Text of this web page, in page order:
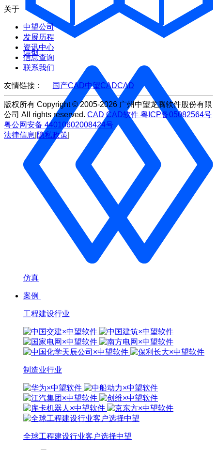
信创
仿真
案例
工程建设行业
制造业行业
全球工程建设行业客户选择中望
关于
中望公司
发展历程
资讯中心
信息查询
联系我们
友情链接： 国产CAD中望CADCAD
版权所有 Copyright © 2005-2026 广州中望龙腾软件股份有限
公司 All rights reserved. CAD CAD软件 粤ICP备05082564号
粤公网安备 44010602008424号
法律信息 隐私政策